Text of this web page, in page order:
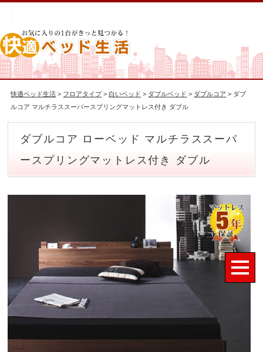
快適ベッド生活 > フロアタイプ >白いベッド > ダブルベッド > ダブルコア > ダブ
ルコア マルチラススーパースプリングマットレス付き ダブル
ダブルコア ローベッド マルチラススーパ
ースプリングマットレス付き ダブル